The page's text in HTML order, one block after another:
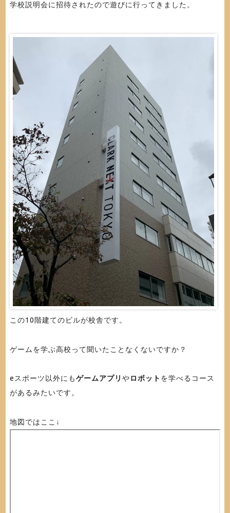
学校説明会に招待されたので遊びに行ってきました。
この10階建てのビルが校舎です。
ゲームを学ぶ高校って聞いたことなくないですか？
eスポーツ以外にもゲームアプリ やロボット を学べるコース
があるみたいです。
地図ではここ↓